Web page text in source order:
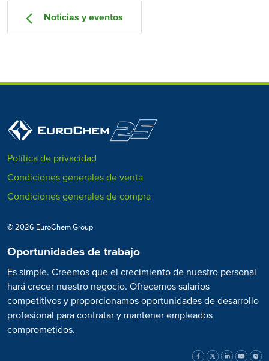
Noticias y eventos
Política de privacidad
Condiciones generales de venta
Condiciones generales de compra
© 2026 EuroChem Group
Oportunidades de trabajo
Es simple. Creemos que el crecimiento de nuestro personal
hará crecer nuestro negocio. Ofrecemos salarios
competitivos y proporcionamos oportunidades de desarrollo
profesional para contratar y mantener empleados
comprometidos.